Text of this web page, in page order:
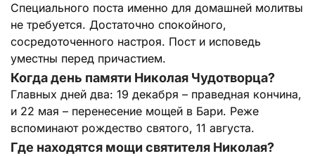
Специального поста именно для домашней молитвы
не требуется. Достаточно спокойного,
сосредоточенного настроя. Пост и исповедь
уместны перед причастием.
Когда день памяти Николая Чудотворца?
Главных дней два: 19 декабря – праведная кончина,
и 22 мая – перенесение мощей в Бари. Реже
вспоминают рождество святого, 11 августа.
Где находятся мощи святителя Николая?